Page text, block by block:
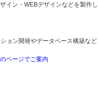
イン・WEBデザインなどを製作
ョン開発やデータベース構築な
ページでご案内